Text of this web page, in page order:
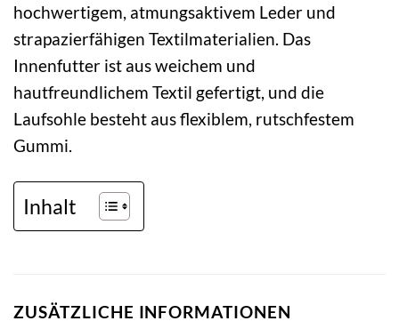
hochwertigem, atmungsaktivem Leder und
strapazierfähigen Textilmaterialien. Das
Innenfutter ist aus weichem und
hautfreundlichem Textil gefertigt, und die
Laufsohle besteht aus flexiblem, rutschfestem
Gummi.
Inhalt
ZUSÄTZLICHE INFORMATIONEN